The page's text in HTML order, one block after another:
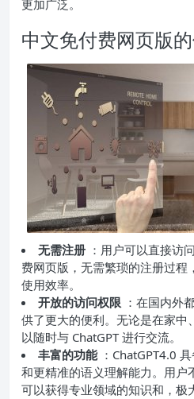
更加广泛。
中文免付费网页版
无需注册 ：用户可以直接访
费网页版，无需繁琐的注册过程
使用效率。
开放的访问权限 ：在国内外
供了更大的便利。无论是在家中
以随时与 ChatGPT 进行交流。
丰富的功能 ：ChatGPT4.0
和更精准的语义理解能力。用户
可以获得专业领域的知识和，极